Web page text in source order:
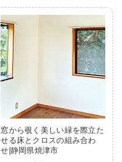
窓から覗く美しい緑を際立た
せる床とクロスの組み合わ
せ|静岡県焼津市